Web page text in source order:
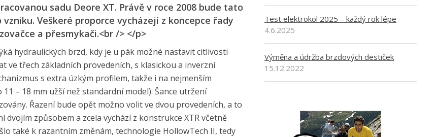
sadu Deore XT. Právě v roce 2008 bude tato
Veškeré proporce vycházejí z koncepce řady
a přesmykači.<br /> </p>
hydraulických brzd, kdy je u pák možné nastavit citlivosti
ve třech základních provedeních, s klasickou a inverzní
s extra úzkým profilem, takže i na nejmenším
– 18 mm užší než standardní model). Šance utržení
Řazení bude opět možno volit ve dvou provedeních, a to
způsobem a zcela vychází z konstrukce XTR včetně
také k razantním změnám, technologie HollowTech II, tedy
Test elektrokol 2025 – každý rok lépe
4.6.2025
Výměna a údržba brzdových destiček
15.12.2022